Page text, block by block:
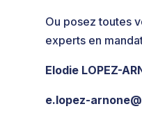
Ou posez toutes
experts en
Elodie LOPEZ-
e.lopez-